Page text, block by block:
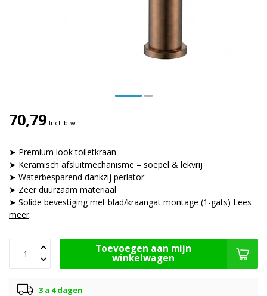
70,79 Incl. btw
➤ Premium look toiletkraan
➤ Keramisch afsluitmechanisme – soepel & lekvrij
➤ Waterbesparend dankzij perlator
➤ Zeer duurzaam materiaal
➤ Solide bevestiging met blad/kraangat montage (1-gats) Lees
meer.
Toevoegen aan mijn
winkelwagen
3 a 4 dagen